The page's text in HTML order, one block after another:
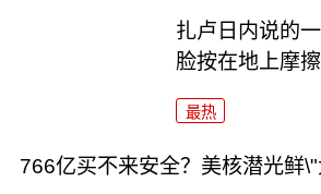
扎卢日内说的
脸按在地上摩擦
最热
766亿买不来安全？美核潜光鲜